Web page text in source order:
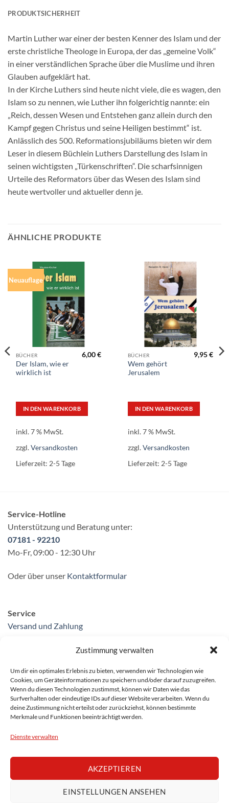
Zustimmung verwalten
Um dir ein optimales Erlebnis zu bieten, verwenden wir Technologien wie
Cookies, um Geräteinformationen zu speichern und/oder darauf zuzugreifen.
Wenn du diesen Technologien zustimmst, können wir Daten wie das
Surfverhalten oder eindeutige IDs auf dieser Website verarbeiten. Wenn du
deine Zustimmung nicht erteilst oder zurückziehst, können bestimmte
Merkmale und Funktionen beeinträchtigt werden.
Dienste verwalten
AKZEPTIEREN
EINSTELLUNGEN ANSEHEN
PRODUKTSICHERHEIT
Martin Luther war einer der besten Kenner des Islam und der
erste christliche Theologe in Europa, der das „gemeine Volk“
in einer verständlichen Sprache über die Muslime und ihren
Glauben aufgeklärt hat.
In der Kirche Luthers sind heute nicht viele, die es wagen, den
Islam so zu nennen, wie Luther ihn folgerichtig nannte: ein
„Reich, dessen Wesen und Entstehen ganz allein durch den
Kampf gegen Christus und seine Heiligen bestimmt“ ist.
Anlässlich des 500. Reformationsjubiläums bieten wir dem
Leser in diesem Büchlein Luthers Darstellung des Islam in
seinen wichtigsten „Türkenschriften“. Die scharfsinnigen
Urteile des Reformators über das Wesen des Islam sind
heute wertvoller und aktueller denn je.
ÄHNLICHE PRODUKTE
Neuauflage
BÜCHER
Der Islam, wie er
wirklich ist
6,00€
IN DEN WARENKORB
inkl. 7 % MwSt.
zzgl.Versandkosten
Lieferzeit: 2-5 Tage
BÜCHER
Wem gehört
Jerusalem
9,95€
IN DEN WARENKORB
inkl. 7 % MwSt.
zzgl.Versandkosten
Lieferzeit: 2-5 Tage
Service-Hotline
Unterstützung und Beratung unter:
07181 - 92210
Mo-Fr, 09:00 - 12:30 Uhr
Oder über unser Kontaktformular
Service
Versand und Zahlung
* Alle Preise inkl. gesetzl. Mehrwertsteuer zzgl.
Copyright 2026 ©Martin-Blaich-Verlag